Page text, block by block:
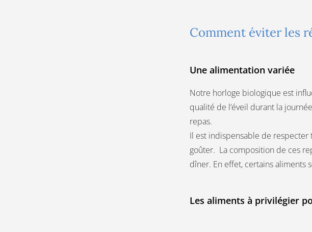
Comment éviter les
Une alimentation variée
Notre horloge biologique est
qualité de l’éveil durant la
repas.
Il est indispensable de
goûter. La composition de ces
dîner. En effet, certains aliments
Les aliments à privilégier